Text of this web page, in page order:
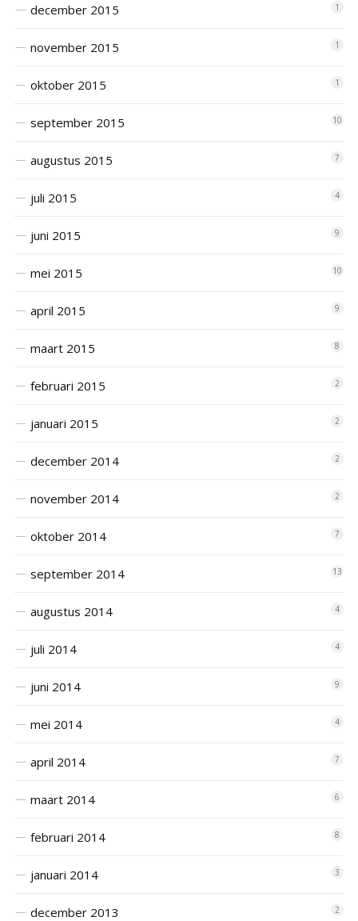
december 2015 1
november 2015 1
oktober 2015 1
september 2015 10
augustus 2015 7
juli 2015 4
juni 2015 9
mei 2015 10
april 2015 9
maart 2015 8
februari 2015 2
januari 2015 2
december 2014 2
november 2014 2
oktober 2014 7
september 2014 13
augustus 2014 4
juli 2014 4
juni 2014 9
mei 2014 4
april 2014 7
maart 2014 6
februari 2014 8
januari 2014 3
december 2013 2